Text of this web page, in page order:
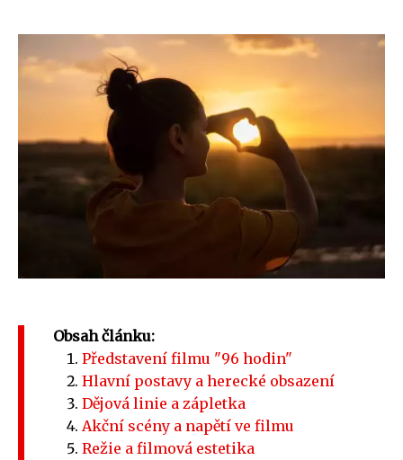
Obsah článku:
Představení filmu "96 hodin"
Hlavní postavy a herecké obsazení
Dějová linie a zápletka
Akční scény a napětí ve filmu
Režie a filmová estetika